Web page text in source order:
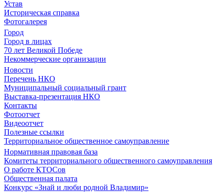
Устав
Историческая справка
Фотогалерея
Город
Город в лицах
70 лет Великой Победе
Некоммерческие организации
Новости
Перечень НКО
Муниципальный социальный грант
Выставка-презентация НКО
Контакты
Фотоотчет
Видеоотчет
Полезные ссылки
Территориальное общественное самоуправление
Нормативная правовая база
Комитеты территориального общественного самоуправления
О работе КТОСов
Общественная палата
Конкурс «Знай и люби родной Владимир»